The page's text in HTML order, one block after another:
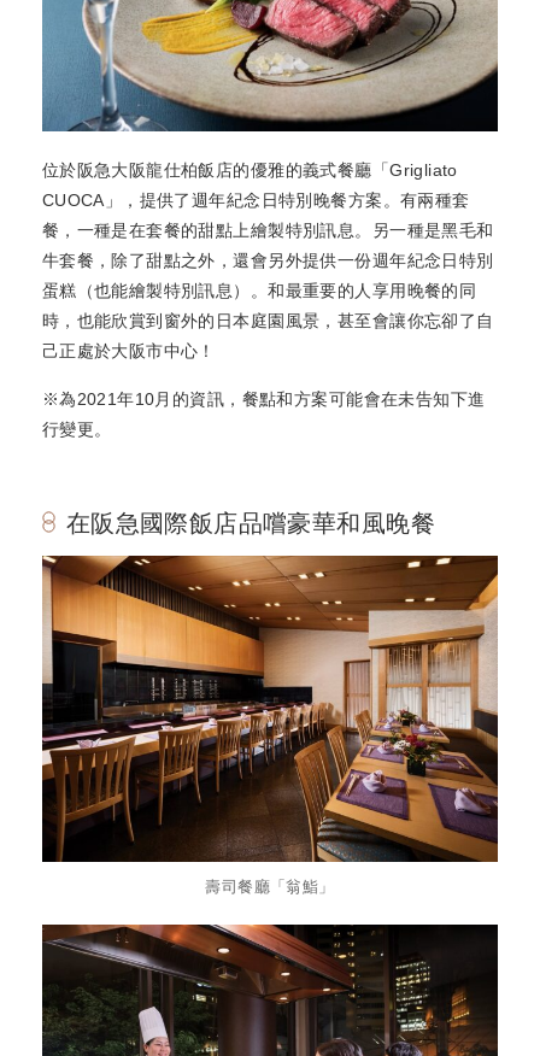
位於阪急大阪龍仕柏飯店的優雅的義式餐廳「Grigliato
CUOCA」，提供了週年紀念日特別晚餐方案。有兩種套
餐，一種是在套餐的甜點上繪製特別訊息。另一種是黑毛和
牛套餐，除了甜點之外，還會另外提供一份週年紀念日特別
蛋糕（也能繪製特別訊息）。和最重要的人享用晚餐的同
時，也能欣賞到窗外的日本庭園風景，甚至會讓你忘卻了自
己正處於大阪市中心！
※為2021年10月的資訊，餐點和方案可能會在未告知下進
行變更。
在阪急國際飯店品嚐豪華和風晚餐
壽司餐廳「翁鮨」